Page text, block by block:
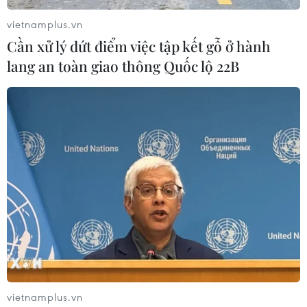
Mỹ đánh giá việc áp giá trần đối với dầu
Nga có hiệu quả
11/01/2023 03:55
Bộ trưởng Tài chính Mỹ cho rằng mặc dù giá trần dầu
thô chỉ mới có hiệu lực khoảng 1 tháng nhưng dường
như đang đạt mục tiêu giữ lại dầu của Nga trên thị
trường, đồng thời hạn chế doanh thu của Nga.
vietnamplus.vn
Cần xử lý dứt điểm việc tập kết gỗ ở hành
lang an toàn giao thông Quốc lộ 22B
vietnamplus.vn